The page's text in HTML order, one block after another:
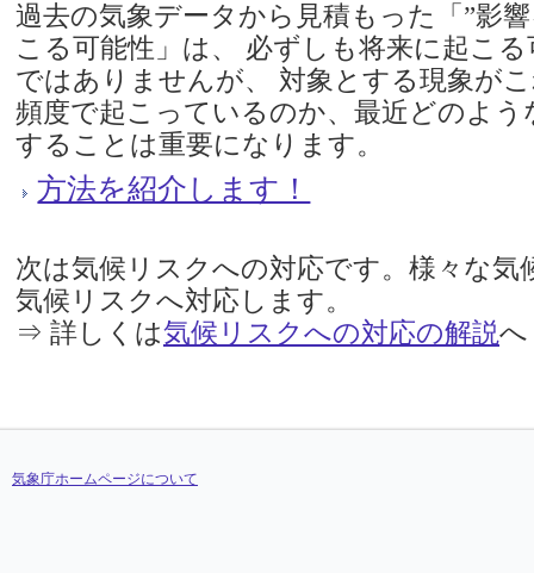
過去の気象データから見積もった「”影
こる可能性」は、 必ずしも将来に起こ
ではありませんが、 対象とする現象が
頻度で起こっているのか、最近どのよう
することは重要になります。
方法を紹介します！
次は気候リスクへの対応です。様々な気
気候リスクへ対応します。
⇒ 詳しくは気候リスクへの対応の解説へ
気象庁ホームページについて